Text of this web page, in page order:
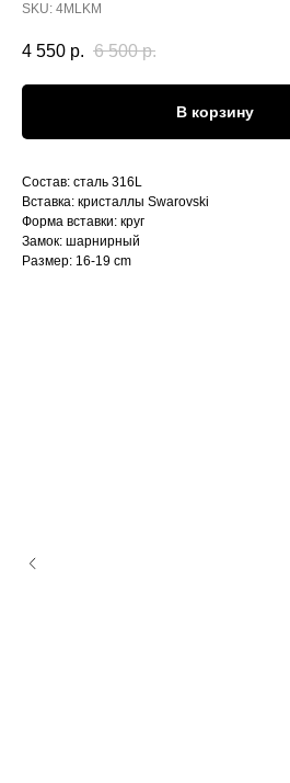
SKU: 4MLKM
4 550 р. 6 500 р.
В корзину
Состав: сталь 316L
Вставка: кристаллы Swarovski
Форма вставки: круг
Замок: шарнирный
Размер: 16-19 cm